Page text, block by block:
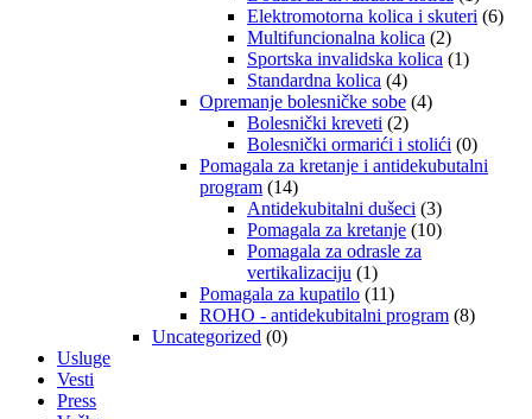
Elektromotorna kolica i skuteri (6)
Multifuncionalna kolica (2)
Sportska invalidska kolica (1)
Standardna kolica (4)
Opremanje bolesničke sobe (4)
Bolesnički kreveti (2)
Bolesnički ormarići i stolići (0)
Pomagala za kretanje i antidekubutalni
program (14)
Antidekubitalni dušeci (3)
Pomagala za kretanje (10)
Pomagala za odrasle za
vertikalizaciju (1)
Pomagala za kupatilo (11)
ROHO - antidekubitalni program (8)
Uncategorized (0)
Usluge
Vesti
Press